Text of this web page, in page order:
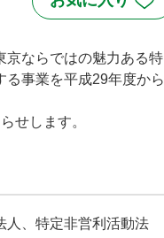
京ならではの魅力ある特
事業を平成29年度から
せします。
人、特定非営利活動法